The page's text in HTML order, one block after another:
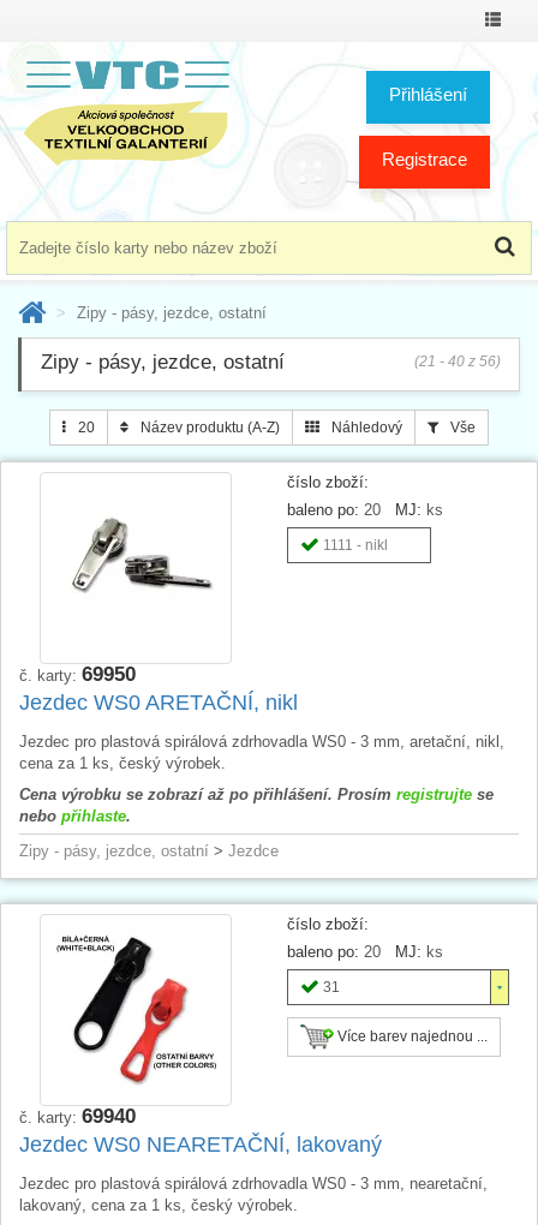
Přihlášení
Registrace
Zipy - pásy, jezdce, ostatní
Zipy - pásy, jezdce, ostatní (21 - 40 z 56)
20 Název produktu (A-Z) Náhledový Vše
číslo zboží:
baleno po: 20 MJ: ks
1111 - nikl
č. karty: 69950
Jezdec WS0 ARETAČNÍ, nikl
Jezdec pro plastová spirálová zdrhovadla WS0 - 3 mm, aretační, nikl,
cena za 1 ks, český výrobek.
Cena výrobku se zobrazí až po přihlášení. Prosím registrujte se
nebo přihlaste.
Zipy - pásy, jezdce, ostatní > Jezdce
číslo zboží:
baleno po: 20 MJ: ks
31
Více barev najednou ...
č. karty: 69940
Jezdec WS0 NEARETAČNÍ, lakovaný
Jezdec pro plastová spirálová zdrhovadla WS0 - 3 mm, nearetační,
lakovaný, cena za 1 ks, český výrobek.